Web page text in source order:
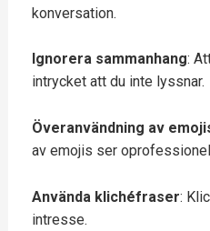
konversation.
Ignorera sammanhang:
intrycket att du inte lyssnar.
Överanvändning av
av emojis ser
Använda klichéfraser:
intresse.